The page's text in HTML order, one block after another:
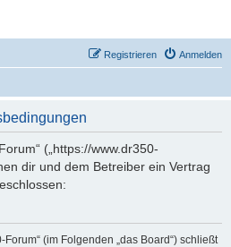
Anmelden
Registrieren
(„https://www.dr350-
dir und dem Betreiber ein Vertrag
Forum“ (im Folgenden „das Board“) schließt